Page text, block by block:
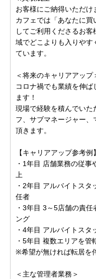
お客様にご納得いただ
カフェでは「あなたに買
してご利用くださるお
域でどこよりも入りやす
ています。
＜将来のキャリアアップ
コロナ禍でも業績を伸
ます！
現場で経験を積んでいた
フ、サブマネージャー
頂きます。
【キャリアアップ参考例】
・1年目 店舗業務の従
上
・2年目 アルバイトス
任者
・3年目 3～5店舗の責
ング
・4年目 アルバイトス
・5年目 複数エリアを管
※希望が無ければ転居を
＜主な管理者業務＞